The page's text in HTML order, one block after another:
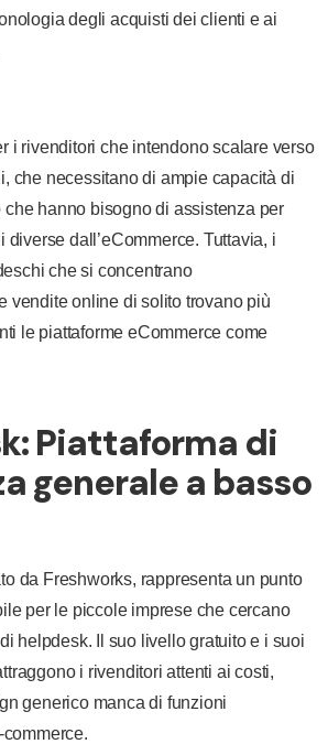
degli acquisti dei clienti e ai
i rivenditori che intendono scalare verso
che necessitano di ampie capacità di
hanno bisogno di assistenza per
diverse dall’eCommerce. Tuttavia, i
che si concentrano
vendite online di solito trovano più
le piattaforme eCommerce come
Piattaforma di
generale a basso
da Freshworks, rappresenta un punto
per le piccole imprese che cercano
helpdesk. Il suo livello gratuito e i suoi
i rivenditori attenti ai costi,
generico manca di funzioni